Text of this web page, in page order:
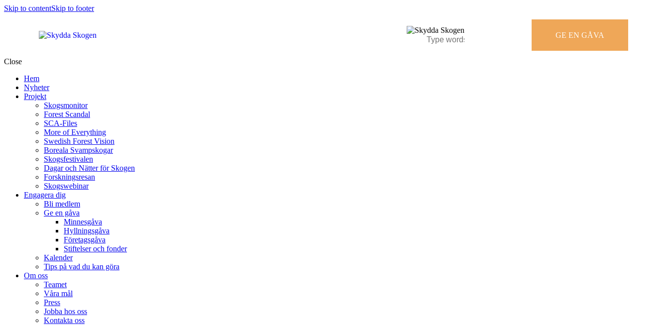
Skip to contentSkip to footer
GE EN GÅVA
Close
Hem
Nyheter
Projekt
Skogsmonitor
Forest Scandal
SCA-Files
More of Everything
Swedish Forest Vision
Boreala Svampskogar
Skogsfestivalen
Dagar och Nätter för Skogen
Forskningsresan
Skogswebinar
Engagera dig
Bli medlem
Ge en gåva
Minnesgåva
Hyllningsgåva
Företagsgåva
Stiftelser och fonder
Kalender
Tips på vad du kan göra
Om oss
Teamet
Våra mål​
Press
Jobba hos oss
Kontakta oss